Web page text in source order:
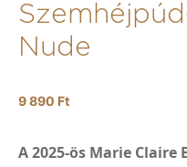
Nude
9 890 Ft
A 2025-ös Marie Claire